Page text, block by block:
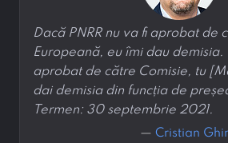
Dacă PNRR nu va fi aprobat de
Europeană, eu îmi dau demisia.
aprobat de către Comisie, tu
dai demisia din funcția de
Termen: 30 septembrie 2021.
— Cristian